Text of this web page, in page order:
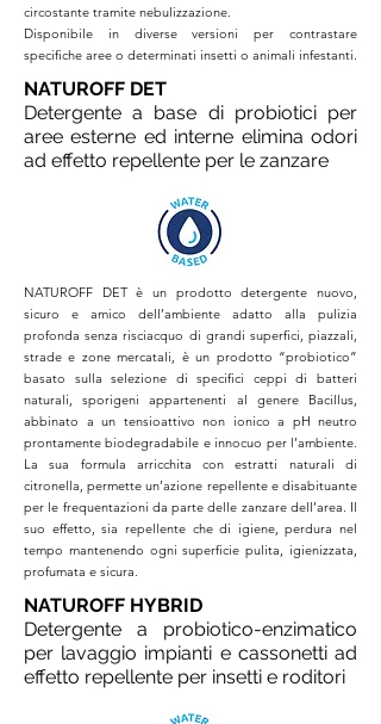
circostante tramite nebulizzazione.
Disponibile in diverse versioni per contrastare
specifiche aree o determinati insetti o animali infestanti.
NATUROFF DET
Detergente a base di probiotici per
aree esterne ed interne elimina odori
ad effetto repellente per le zanzare
NATUROFF DET è un prodotto detergente nuovo,
sicuro e amico dell’ambiente adatto alla pulizia
profonda senza risciacquo di grandi superfici, piazzali,
strade e zone mercatali, è un prodotto “probiotico”
basato sulla selezione di specifici ceppi di batteri
naturali, sporigeni appartenenti al genere Bacillus,
abbinato a un tensioattivo non ionico a pH neutro
prontamente biodegradabile e innocuo per l’ambiente.
La sua formula arricchita con estratti naturali di
citronella, permette un’azione repellente e disabituante
per le frequentazioni da parte delle zanzare dell’area. Il
suo effetto, sia repellente che di igiene, perdura nel
tempo mantenendo ogni superficie pulita, igienizzata,
profumata e sicura.
NATUROFF HYBRID
Detergente a probiotico-enzimatico
per lavaggio impianti e cassonetti ad
effetto repellente per insetti e roditori